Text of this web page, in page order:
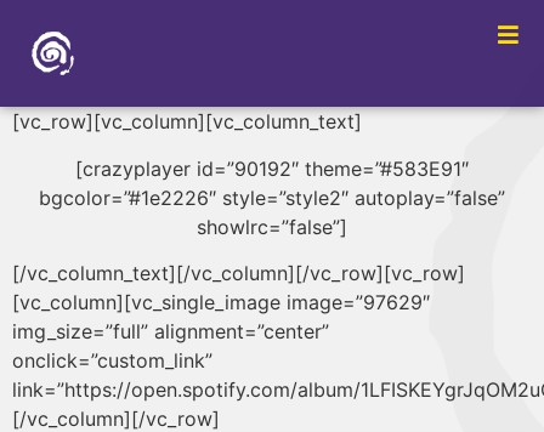
[vc_row][vc_column][vc_column_text]
[crazyplayer id=”90192″ theme=”#583E91″
bgcolor=”#1e2226″ style=”style2″ autoplay=”false”
showlrc=”false”]
[/vc_column_text][/vc_column][/vc_row][vc_row]
[vc_column][vc_single_image image=”97629″
img_size=”full” alignment=”center”
onclick=”custom_link”
link=”https://open.spotify.com/album/
[/vc_column][/vc_row]